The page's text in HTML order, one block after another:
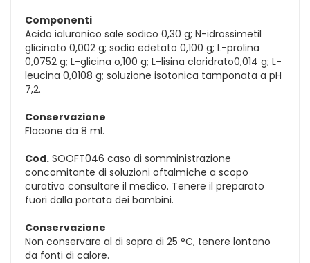
Componenti
Acido ialuronico sale sodico 0,30 g; N-idrossimetil
glicinato 0,002 g; sodio edetato 0,100 g; L-prolina
0,0752 g; L-glicina o,100 g; L-lisina cloridrato0,014 g; L-
leucina 0,0108 g; soluzione isotonica tamponata a pH
7,2.
Conservazione
Flacone da 8 ml.
Cod. SOOFT046 caso di somministrazione
concomitante di soluzioni oftalmiche a scopo
curativo consultare il medico. Tenere il preparato
fuori dalla portata dei bambini.
Conservazione
Non conservare al di sopra di 25 °C, tenere lontano
da fonti di calore.